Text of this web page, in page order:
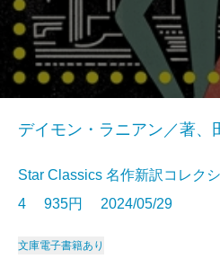
デイモン・ラニアン／著、
Star Classics 名作新訳コレ
4 935円 2024/05/29
文庫電子書籍あり